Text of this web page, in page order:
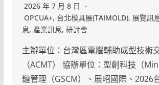
2026 年 7 月 8 日
OPCUA+, 台北模具展(TAIMOLD), 展覽訊
息, 產業訊息, 研討會
主辦單位：台灣區電腦輔助成型技術
（ACMT） 協辦單位：型創科技（
鏈管理（GSCM）、展昭國際、2026